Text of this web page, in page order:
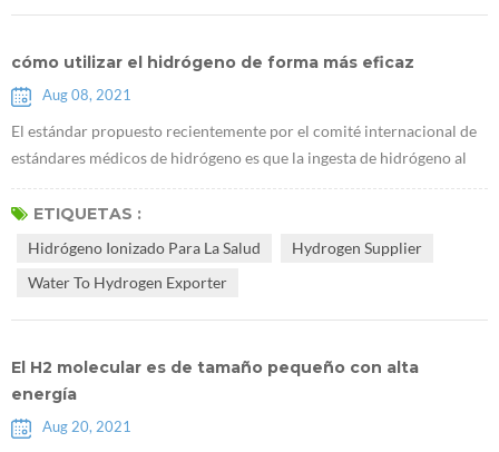
cómo utilizar el hidrógeno de forma más eficaz
Aug 08, 2021
El estándar propuesto recientemente por el comité internacional de
estándares médicos de hidrógeno es que la ingesta de hidrógeno al
beber Rico agua hidrogenada debe tener una concentración de
hidrógeno de no menos de 0,5 ppm y al menos 0,5 mg por persona
con hidrógen...
ETIQUETAS :
Hidrógeno Ionizado Para La Salud
Hydrogen Supplier
Water To Hydrogen Exporter
El H2 molecular es de tamaño pequeño con alta
energía
Aug 20, 2021